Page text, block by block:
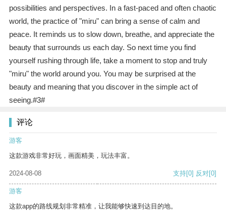
possibilities and perspectives. In a fast-paced and often chaotic
world, the practice of "miru" can bring a sense of calm and
peace. It reminds us to slow down, breathe, and appreciate the
beauty that surrounds us each day. So next time you find
yourself rushing through life, take a moment to stop and truly
"miru" the world around you. You may be surprised at the
beauty and meaning that you discover in the simple act of
seeing.#3#
评论
游客
这款游戏非常好玩，画面精美，玩法丰富。
2024-08-08 支持[0] 反对[0]
游客
这款app的路线规划非常精准，让我能够快速到达目的地。